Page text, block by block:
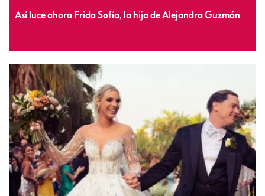
Así luce ahora Frida Sofía, la hija de Alejandra Guzmán